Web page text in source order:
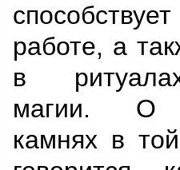
работе, а
в
магии. О
камнях в